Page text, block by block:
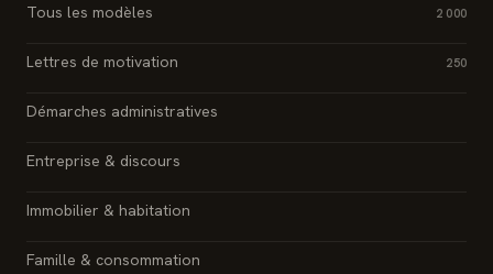
Tous les modèles 2 000
Lettres de motivation 250
Démarches administratives
Entreprise & discours
Immobilier & habitation
Famille & consommation